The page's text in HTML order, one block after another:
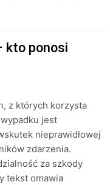
kto ponosi
z których korzysta
jest
nieprawidłowej
zdarzenia.
za szkody
tekst omawia